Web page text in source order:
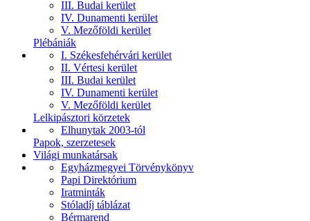
III. Budai kerület
IV. Dunamenti kerület
V. Mezőföldi kerület
Plébániák
I. Székesfehérvári kerület
II. Vértesi kerület
III. Budai kerület
IV. Dunamenti kerület
V. Mezőföldi kerület
Lelkipásztori körzetek
Elhunytak 2003-tól
Papok, szerzetesek
Világi munkatársak
Egyházmegyei Törvénykönyv
Papi Direktórium
Iratminták
Stóladíj táblázat
Bérmarend